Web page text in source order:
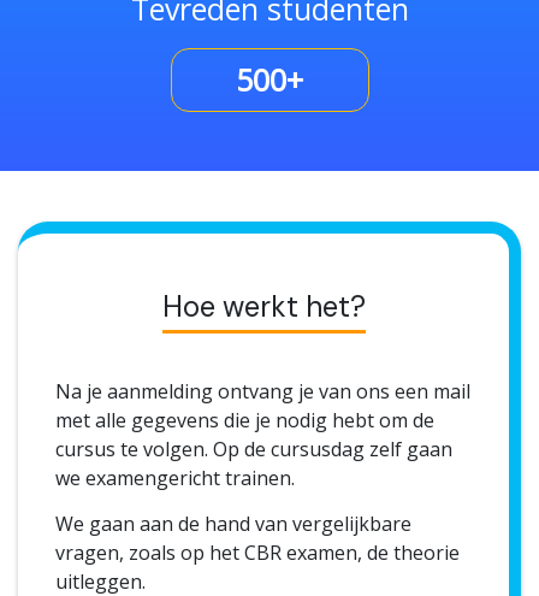
500+
Hoe werkt het?
Na je aanmelding ontvang je van ons een mail
met alle gegevens die je nodig hebt om de
cursus te volgen. Op de cursusdag zelf gaan
we examengericht trainen.
We gaan aan de hand van vergelijkbare
vragen, zoals op het CBR examen, de theorie
uitleggen.